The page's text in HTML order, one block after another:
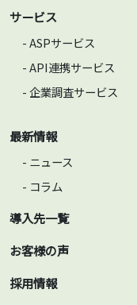
サービス
- ASPサービス
- API連携サービス
- 企業調査サービス
最新情報
- ニュース
- コラム
導入先一覧
お客様の声
採用情報